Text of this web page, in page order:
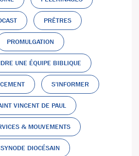
PRÊTRES
PROMULGATION
UNE ÉQUIPE BIBLIQUE
S'INFORMER
VINCENT DE PAUL
& MOUVEMENTS
SYNODE DIOCÉSAIN